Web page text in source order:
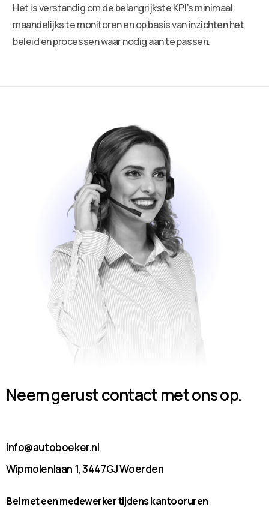
Het is verstandig om de belangrijkste KPI’s minimaal
maandelijks te monitoren en op basis van inzichten het
beleid en processen waar nodig aan te passen.
Neem gerust contact met ons op.
info@autoboeker.nl
Wipmolenlaan 1, 3447GJ Woerden
Bel met een medewerker tijdens kantooruren